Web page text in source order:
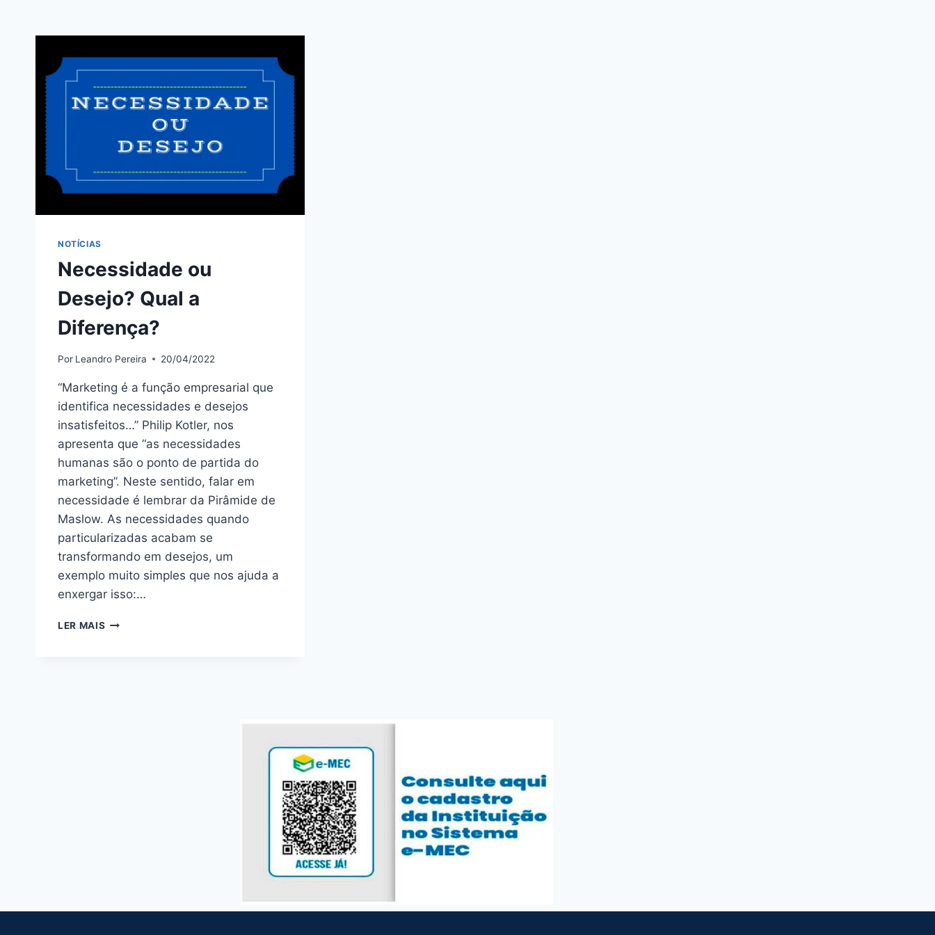
NOTÍCIAS
Necessidade ou
Desejo? Qual a
Diferença?
Por Leandro Pereira 20/04/2022
“Marketing é a função empresarial que
identifica necessidades e desejos
insatisfeitos…” Philip Kotler, nos
apresenta que “as necessidades
humanas são o ponto de partida do
marketing”. Neste sentido, falar em
necessidade é lembrar da Pirâmide de
Maslow. As necessidades quando
particularizadas acabam se
transformando em desejos, um
exemplo muito simples que nos ajuda a
enxergar isso:…
LER MAIS